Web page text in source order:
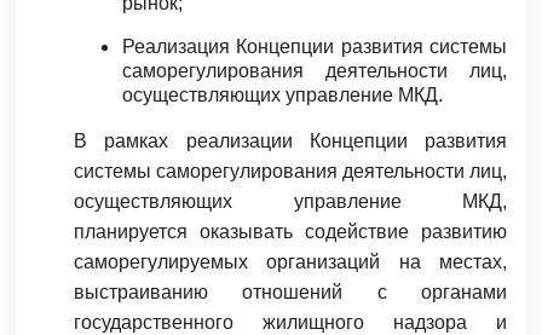
Реализация Концепции развития системы
саморегулирования деятельности лиц,
осуществляющих управление МКД.
В рамках реализации Концепции развития
системы саморегулирования деятельности лиц,
осуществляющих управление МКД,
планируется оказывать содействие развитию
саморегулируемых организаций на местах,
выстраиванию отношений с органами
государственного жилищного надзора и